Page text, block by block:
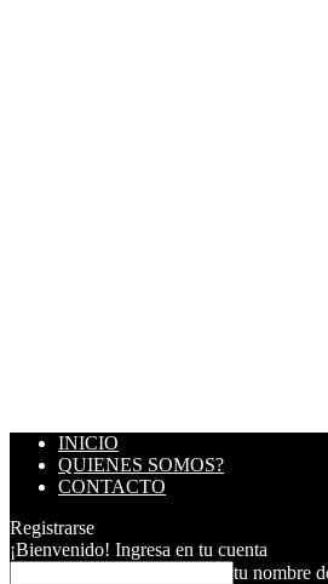
INICIO
QUIENES SOMOS?
CONTACTO
Registrarse
¡Bienvenido! Ingresa en tu cuenta
tu nombre